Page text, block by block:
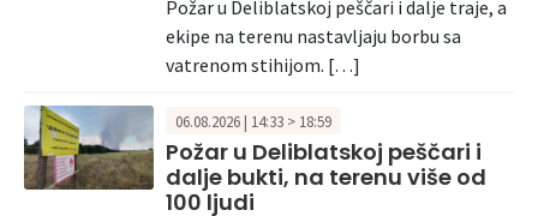
Požar u Deliblatskoj peščari i dalje traje, a
ekipe na terenu nastavljaju borbu sa
vatrenom stihijom. […]
06.08.2026 | 14:33 > 18:59
Požar u Deliblatskoj peščari i
dalje bukti, na terenu više od
100 ljudi